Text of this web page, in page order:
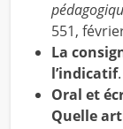
551,
La
l’indicatif.
Oral et
Quelle